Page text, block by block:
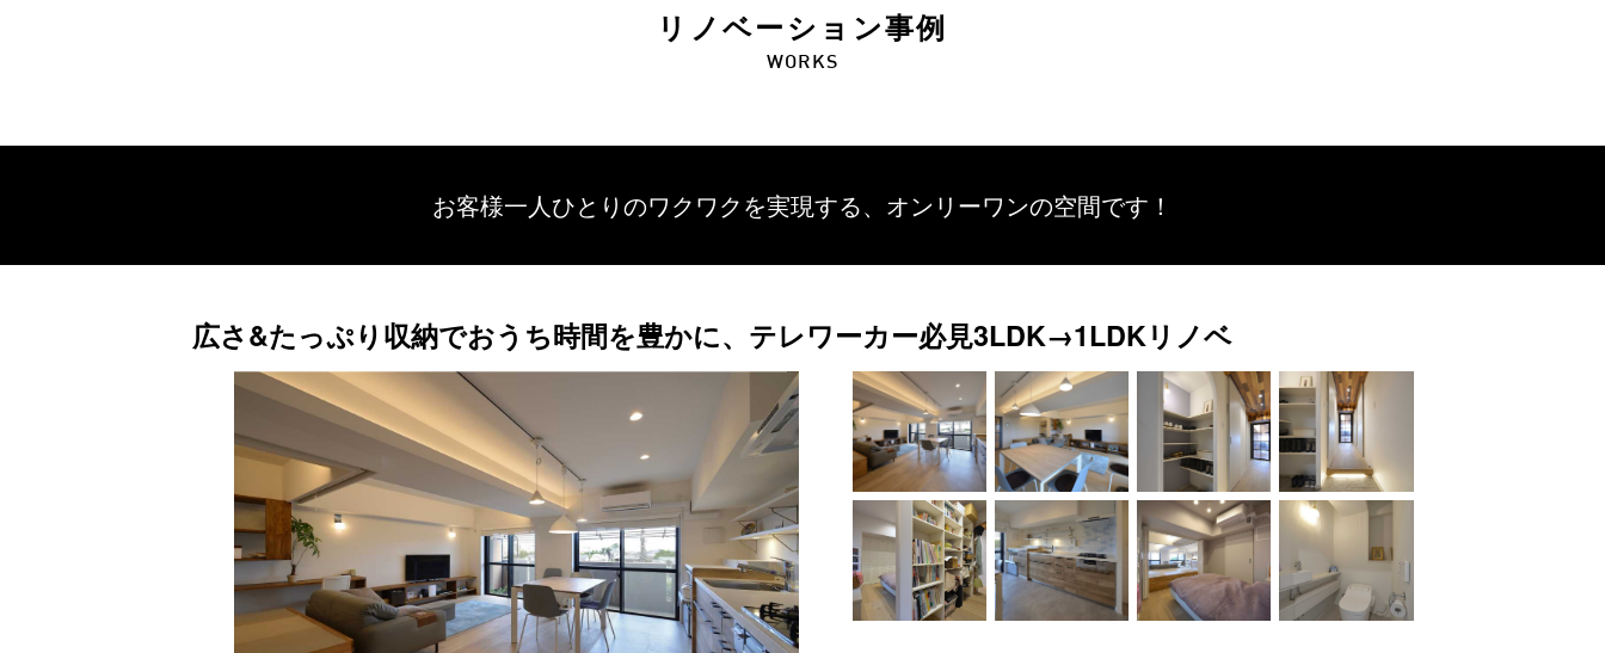
リノベーション事例
WORKS
お客様一人ひとりのワクワクを実現する、 オンリーワンの空間です！
広さ&たっぷり収納でおうち時間を豊かに、テレワーカー必見3LDK→1LDKリノベ